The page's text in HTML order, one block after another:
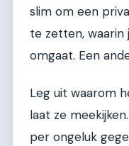
slim om een
te zetten,
omgaat. Een
Leg uit waarom
laat ze
per ongeluk